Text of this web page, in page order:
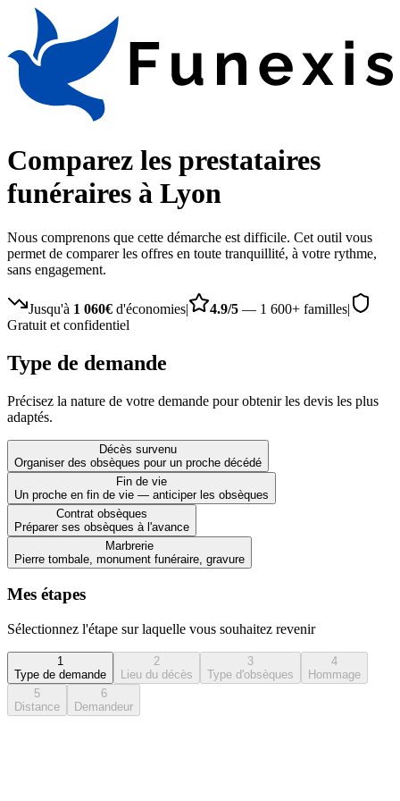
Comparez les prestataires
funéraires à Lyon
Nous comprenons que cette démarche est difficile. Cet outil vous
permet de comparer les offres en toute tranquillité, à votre rythme,
sans engagement.
Jusqu'à 1 060€ d'économies| 4.9/5 — 1 600+ familles|
Gratuit et confidentiel
Type de demande
Précisez la nature de votre demande pour obtenir les devis les plus
adaptés.
Décès survenu
Organiser des obsèques pour un proche décédé
Fin de vie
Un proche en fin de vie — anticiper les obsèques
Contrat obsèques
Préparer ses obsèques à l'avance
Marbrerie
Pierre tombale, monument funéraire, gravure
Mes étapes
Sélectionnez l'étape sur laquelle vous souhaitez revenir
1
Type de demande
2
Lieu du décès
3
Type d'obsèques
4
Hommage
5
Distance
6
Demandeur